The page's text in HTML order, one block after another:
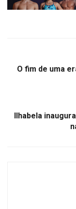
O fim de uma
Ilhabela